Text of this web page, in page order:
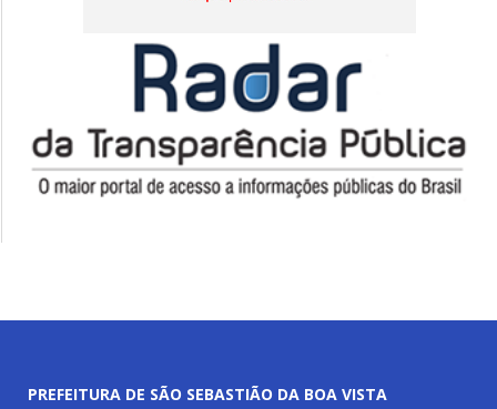
PREFEITURA DE SÃO SEBASTIÃO DA BOA VISTA